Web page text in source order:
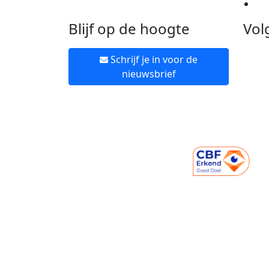
Blijf op de hoogte
Schrijf je in voor de
nieuwsbrief